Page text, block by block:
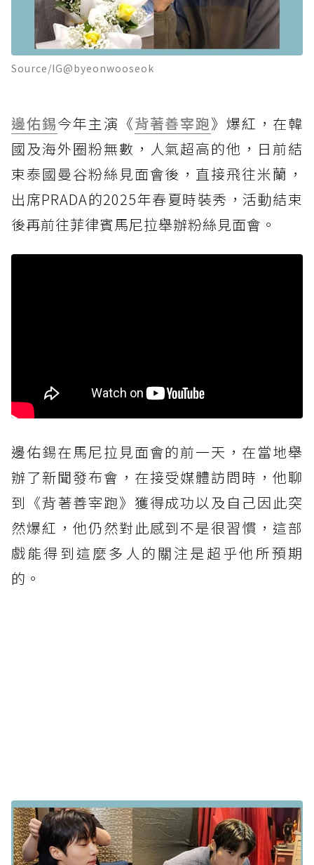
Source/IG@byeonwooseok
邊佑錫今年主演《背著善宰跑》爆紅，在韓
國及海外圈粉無數，人氣超高的他，日前結
束泰國曼谷粉絲見面會後，直接飛往米蘭，
出席PRADA的2025年春夏時裝秀，活動結束
後再前往菲律賓馬尼拉舉辦粉絲見面會。
邊佑錫在馬尼拉見面會的前一天，在當地舉
辦了新聞發布會，在接受媒體訪問時，他聊
到《背著善宰跑》獲得成功以及自己因此突
然爆紅，他仍然對此感到不是很習慣，這部
戲能得到這麼多人的關注是超乎他所預期
的。